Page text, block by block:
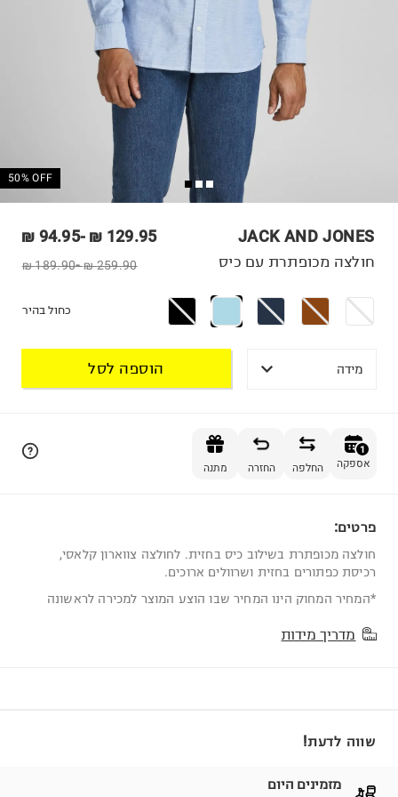
50% OFF
JACK AND JONES
129.95 ₪
-
94.95 ₪
259.90 ₪
-
189.90 ₪ חולצה מכופתרת עם כיס
כחול בהיר
מידה הוספה לסל
1
אספקה החלפה החזרה מתנה
פרטים:
חולצה מכופתרת בשילוב כיס בחזית. לחולצה צווארון קלאסי,
רכיסת כפתורים בחזית ושרוולים ארוכים.
*המחיר המחוק הינו המחיר שבו הוצע המוצר למכירה לראשונה
מדריך מידות
שווה לדעת!
מזמינים היום